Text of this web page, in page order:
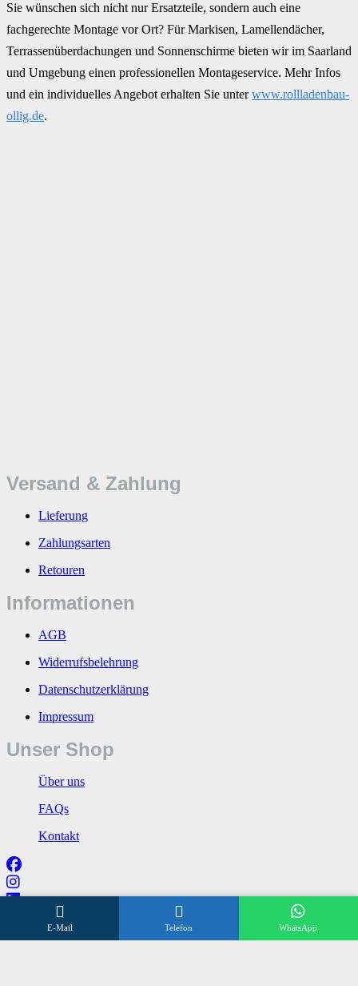
Sie wünschen sich nicht nur Ersatzteile, sondern auch eine
fachgerechte Montage vor Ort? Für Markisen, Lamellendächer,
Terrassenüberdachungen und Sonnenschirme bieten wir im Saarland
und Umgebung einen professionellen Montageservice. Mehr Infos
und ein individuelles Angebot erhalten Sie unterwww.rollladenbau-
ollig.de.
Versand & Zahlung
Lieferung
Zahlungsarten
Retouren
Informationen
AGB
Widerrufsbelehrung
Datenschutzerklärung
Impressum
Unser Shop
Über uns
FAQs
Kontakt
Wir beraten Sie gerne
E-Mail Telefon WhatsApp